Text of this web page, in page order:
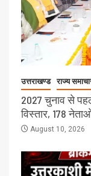
उत्तराखण्ड राज्य
2027 चुनाव से
विस्तार, 178
August 10, 2026